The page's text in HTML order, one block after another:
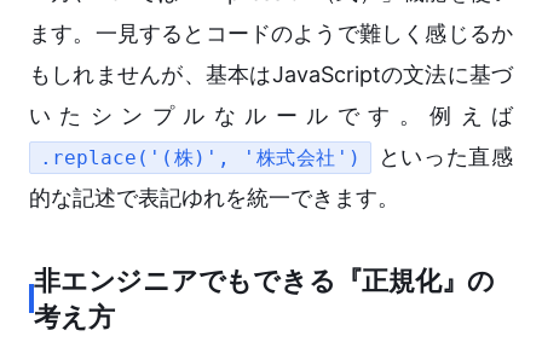
ます。一見するとコードのようで難しく感じるか
もしれませんが、基本はJavaScriptの文法に基づ
いたシンプルなルールです。例えば
.replace('(株)', '株式会社')
といった直感
的な記述で表記ゆれを統一できます。
非エンジニアでもできる『正規化』の
考え方